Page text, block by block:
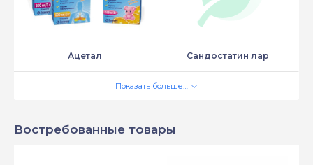
Ацетал Сандостатин лар
Показать больше…
Востребованные товары